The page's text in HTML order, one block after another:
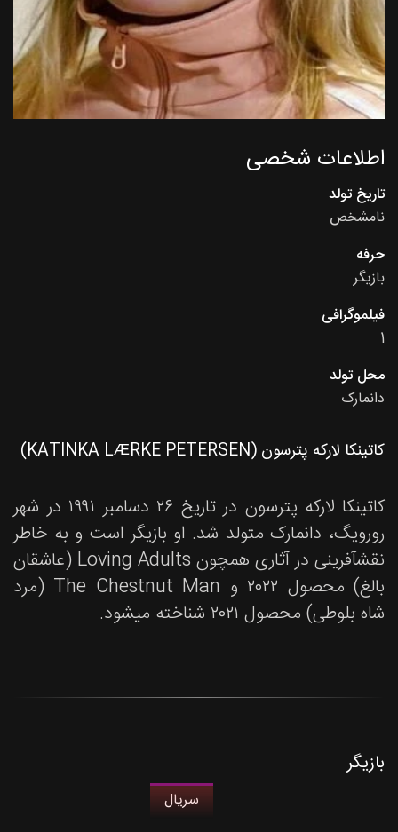
اطلاعات شخصی
تاریخ تولد
نامشخص
حرفه
بازیگر
فیلموگرافی
1
محل تولد
دانمارک
کاتینکا لارکه پترسون (KATINKA LÆRKE PETERSEN)
کاتینکا لارکه پترسون در تاریخ ۲۶ دسامبر ۱۹۹۱ در شهر
رورویگ، دانمارک متولد شد. او بازیگر است و به خاطر
نقشآفرینی در آثاری همچون Loving Adults (عاشقان
بالغ) محصول ۲۰۲۲ و The Chestnut Man (مرد
شاه بلوطی) محصول ۲۰۲۱ شناخته میشود.
بازیگر
سریال